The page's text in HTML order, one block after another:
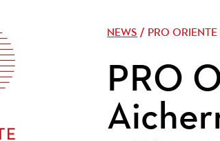
NEWS / PRO ORIENTE
PRO